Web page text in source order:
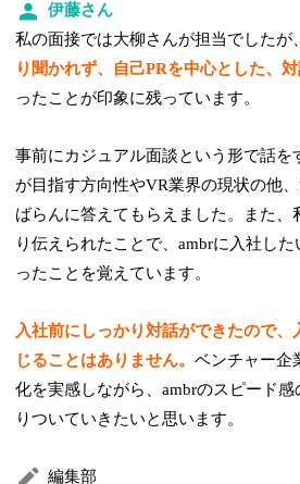
伊藤さん
私の面接では大柳さんが担当でしたが
り聞かれず、自己PRを中心とした、
ったことが印象に残っています。
事前にカジュアル面談という形で話を
が目指す方向性やVR業界の現状の他
ばらんに答えてもらえました。また、
り伝えられたことで、ambrに入社し
ったことを覚えています。
入社前にしっかり対話ができたので、
じることはありません。ベンチャー企
化を実感しながら、ambrのスピード
りついていきたいと思います。
編集部